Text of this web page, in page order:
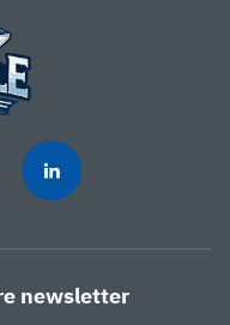
newsletter